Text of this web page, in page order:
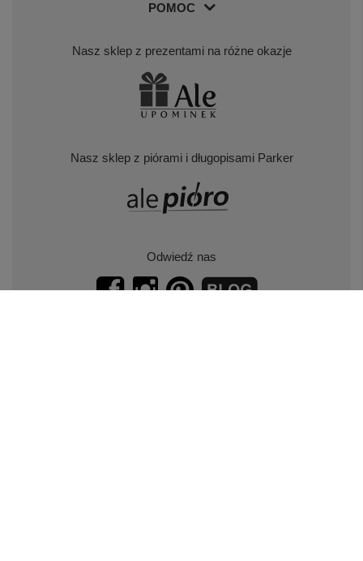
POMOC
Nasz sklep z prezentami na różne okazje
Nasz sklep z piórami i długopisami Parker
Odwiedź nas